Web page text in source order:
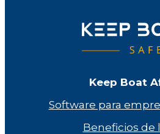
Keep Boat
Software para
Beneficios de